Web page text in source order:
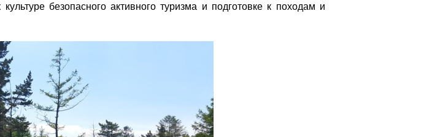
безопасного активного туризма и подготовке к походам и